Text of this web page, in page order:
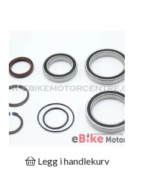
Legg i handlekurv